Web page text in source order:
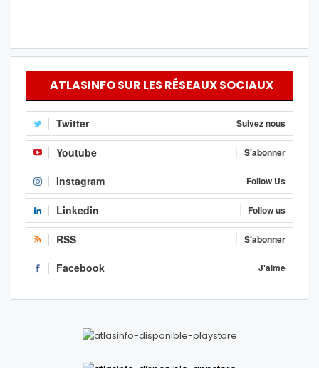
ATLASINFO SUR LES RÉSEAUX SOCIAUX
Twitter Suivez nous
Youtube S'abonner
Instagram Follow Us
Linkedin Follow us
RSS S'abonner
Facebook J'aime